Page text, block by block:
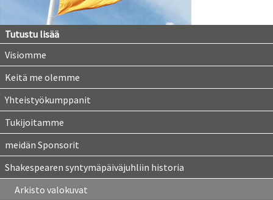
Tutustu lisää
Visiomme
Keitä me olemme
Yhteistyökumppanit
Tukijoitamme
meidän Sponsorit
Shakespearen syntymäpäiväjuhliin historia
Arkisto valokuvat